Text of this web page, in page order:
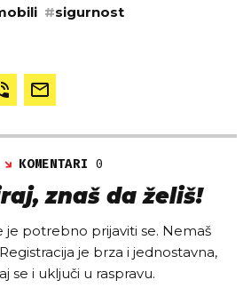
#sigurnost
KOMENTARI0
znaš da želiš!
je potrebno prijaviti se. Nemaš
je brza i jednostavna,
se i uključi u raspravu.